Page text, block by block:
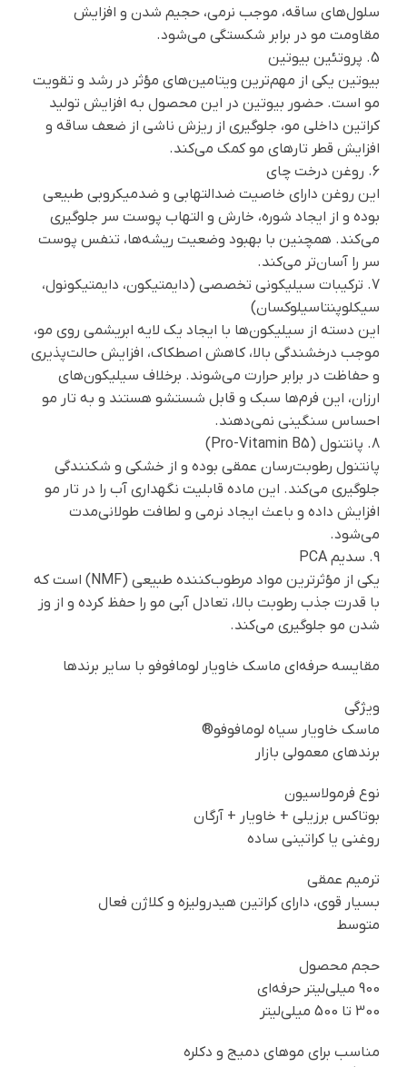
سلول‌های ساقه، موجب نرمی، حجیم شدن و افزایش
مقاومت مو در برابر شکستگی می‌شود.
5. پروتئین بیوتین
بیوتین یکی از مهم‌ترین ویتامین‌های مؤثر در رشد و تقویت
مو است. حضور بیوتین در این محصول به افزایش تولید
کراتین داخلی مو، جلوگیری از ریزش ناشی از ضعف ساقه و
افزایش قطر تارهای مو کمک می‌کند.
6. روغن درخت چای
این روغن دارای خاصیت ضدالتهابی و ضدمیکروبی طبیعی
بوده و از ایجاد شوره، خارش و التهاب پوست سر جلوگیری
می‌کند. همچنین با بهبود وضعیت ریشه‌ها، تنفس پوست
سر را آسان‌تر می‌کند.
7. ترکیبات سیلیکونی تخصصی (دایمتیکون، دایمتیکونول،
سیکلوپنتاسیلوکسان)
این دسته از سیلیکون‌ها با ایجاد یک لایه ابریشمی روی مو،
موجب درخشندگی بالا، کاهش اصطکاک، افزایش حالت‌پذیری
و حفاظت در برابر حرارت می‌شوند. برخلاف سیلیکون‌های
ارزان، این فرم‌ها سبک و قابل شستشو هستند و به تار مو
احساس سنگینی نمی‌دهند.
8. پانتنول (Pro-Vitamin B5)
پانتنول رطوبت‌رسان عمقی بوده و از خشکی و شکنندگی
جلوگیری می‌کند. این ماده قابلیت نگهداری آب را در تار مو
افزایش داده و باعث ایجاد نرمی و لطافت طولانی‌مدت
می‌شود.
9. سدیم PCA
یکی از مؤثرترین مواد مرطوب‌کننده طبیعی (NMF) است که
با قدرت جذب رطوبت بالا، تعادل آبی مو را حفظ کرده و از وز
شدن مو جلوگیری می‌کند.
مقایسه حرفه‌ای ماسک خاویار لومافوفو با سایر برندها
ویژگی
ماسک خاویار سیاه لومافوفو®
برندهای معمولی بازار
نوع فرمولاسیون
بوتاکس برزیلی + خاویار + آرگان
روغنی یا کراتینی ساده
ترمیم عمقی
بسیار قوی، دارای کراتین هیدرولیزه و کلاژن فعال
متوسط
حجم محصول
900 میلی‌لیتر حرفه‌ای
300 تا 500 میلی‌لیتر
مناسب برای موهای دمیج و دکلره